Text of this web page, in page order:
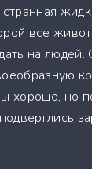
все
на людей.
хорошо, но